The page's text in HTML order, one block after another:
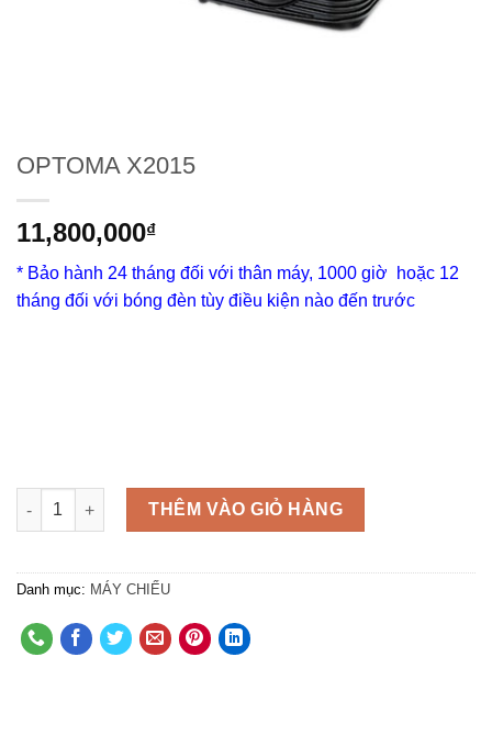
OPTOMA X2015
11,800,000₫
* Bảo hành 24 tháng đối với thân máy, 1000 giờ hoặc 12
tháng đối với bóng đèn tùy điều kiện nào đến trước
Số lượng
THÊM VÀO GIỎ HÀNG
Danh mục: MÁY CHIẾU